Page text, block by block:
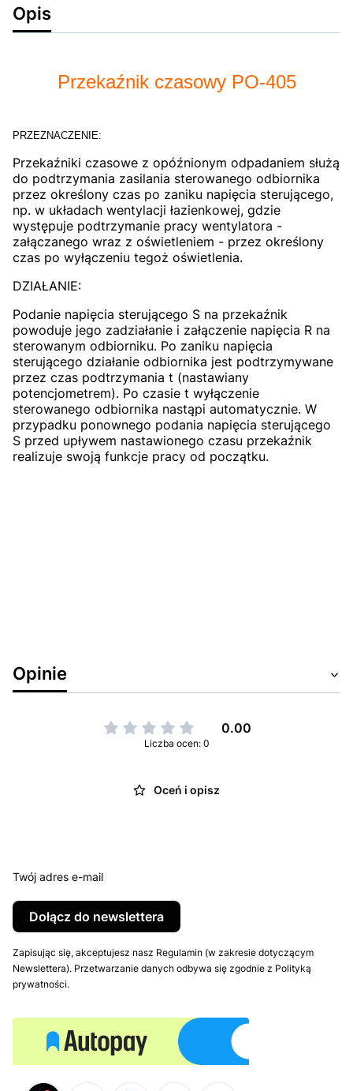
Opis
Przekaźnik czasowy PO-405
PRZEZNACZENIE:
Przekaźniki czasowe z opóźnionym odpadaniem służą
do podtrzymania zasilania sterowanego odbiornika
przez określony czas po zaniku napięcia sterującego,
np. w układach wentylacji łazienkowej, gdzie
występuje podtrzymanie pracy wentylatora -
załączanego wraz z oświetleniem - przez określony
czas po wyłączeniu tegoż oświetlenia.
DZIAŁANIE:
Podanie napięcia sterującego S na przekaźnik
powoduje jego zadziałanie i załączenie napięcia R na
sterowanym odbiorniku. Po zaniku napięcia
sterującego działanie odbiornika jest podtrzymywane
przez czas podtrzymania t (nastawiany
potencjometrem). Po czasie t wyłączenie
sterowanego odbiornika nastąpi automatycznie. W
przypadku ponownego podania napięcia sterującego
S przed upływem nastawionego czasu przekaźnik
realizuje swoją funkcje pracy od początku.
Opinie
0.00
Liczba ocen: 0
Oceń i opisz
Twój adres e-mail
Dołącz do newslettera
Zapisując się, akceptujesz nasz Regulamin (w zakresie dotyczącym
Newslettera). Przetwarzanie danych odbywa się zgodnie z Polityką
prywatności.